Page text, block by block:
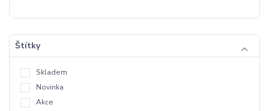
Štítky
Skladem
Novinka
Akce